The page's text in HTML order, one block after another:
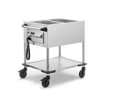
betétek nélkül ...